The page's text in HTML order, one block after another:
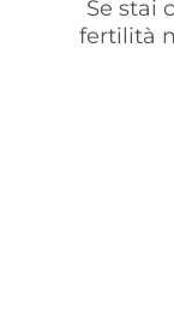
Se stai
fertilità